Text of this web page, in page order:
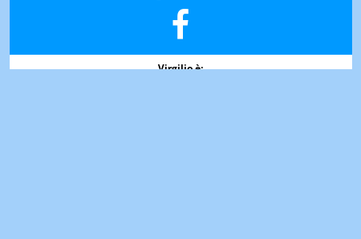
Virgilio è: